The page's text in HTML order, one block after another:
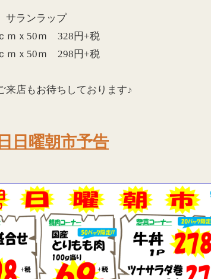
ランラップ
ｘ50ｍ 328円+税
ｘ50ｍ 298円+税
来店もお待ちしております♪
日曜朝市予告